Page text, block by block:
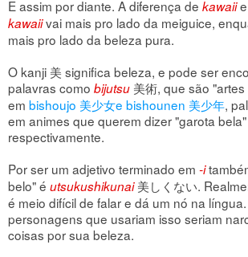
E assim por diante. A diferença de kawaiie
kawaiivai mais pro lado da meiguice,
mais pro lado da beleza pura.
O kanji 美 significa beleza, e pode ser
palavras como bijutsu 美術, que são
em bishoujo 美少女e bishounen 美少年,
em animes que querem dizer "garota
respectivamente.
Por ser um adjetivo terminado em -i
belo" é utsukushikunai美しくない.
é meio difícil de falar e dá um nó na
personagens que usariam isso seriam
coisas por sua beleza.